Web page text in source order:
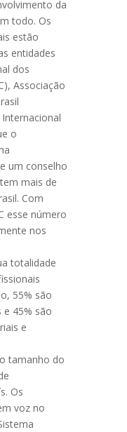
da
todo. Os
estão
entidades
dos
Associação
Internacional
o
um conselho
mais de
Com
esse número
nos
totalidade
55% são
e 45% são
e
tamanho do
Os
voz no